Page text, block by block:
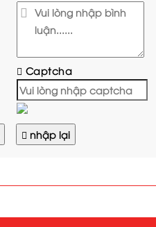
Captcha
nhập lại